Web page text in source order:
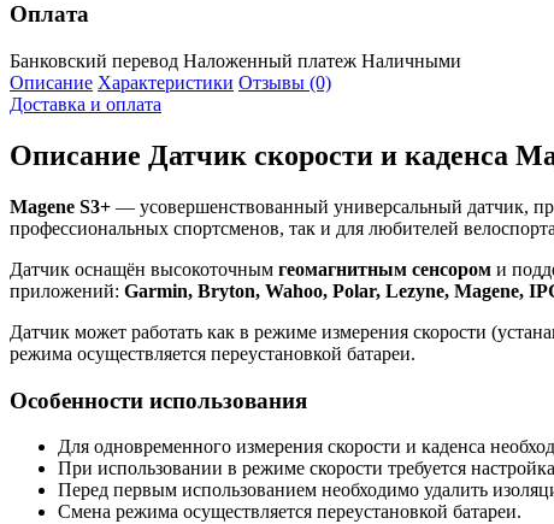
Оплата
Банковский перевод Наложенный платеж Наличными
Описание Характеристики Отзывы (0)
Доставка и оплата
Описание Датчик скорости и каденса
Magene S3+ — усовершенствованный универсальный датчик,
профессиональных спортсменов, так и для любителей
Датчик оснащён высокоточным геомагнитным сенсором и
приложений: Garmin, Bryton, Wahoo, Polar, Lezyne, Magene,
Датчик может работать как в режиме измерения скорости
режима осуществляется переустановкой батареи.
Особенности использования
Для одновременного измерения скорости и каденса
При использовании в режиме скорости требуется
Перед первым использованием необходимо удалить
Смена режима осуществляется переустановкой батареи.